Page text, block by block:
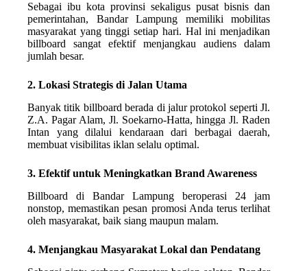
Sebagai ibu kota provinsi sekaligus pusat bisnis dan
pemerintahan, Bandar Lampung memiliki mobilitas
masyarakat yang tinggi setiap hari. Hal ini menjadikan
billboard sangat efektif menjangkau audiens dalam
jumlah besar.
2. Lokasi Strategis di Jalan Utama
Banyak titik billboard berada di jalur protokol seperti Jl.
Z.A. Pagar Alam, Jl. Soekarno-Hatta, hingga Jl. Raden
Intan yang dilalui kendaraan dari berbagai daerah,
membuat visibilitas iklan selalu optimal.
3. Efektif untuk Meningkatkan Brand Awareness
Billboard di Bandar Lampung beroperasi 24 jam
nonstop, memastikan pesan promosi Anda terus terlihat
oleh masyarakat, baik siang maupun malam.
4. Menjangkau Masyarakat Lokal dan Pendatang